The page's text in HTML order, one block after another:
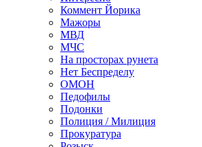
Коммент Йорика
Мажоры
МВД
МЧС
На просторах рунета
Нет Беспределу
ОМОН
Педофилы
Подонки
Полиция / Милиция
Прокуратура